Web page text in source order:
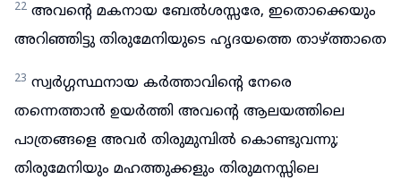
22 അവന്റെ മകനായ ബേൽശസ്സരേ, ഇതൊക്കെയും
അറിഞ്ഞിട്ടു തിരുമേനിയുടെ ഹൃദയത്തെ താഴ്ത്താതെ
23 സ്വർഗ്ഗസ്ഥനായ കർത്താവിന്റെ നേരെ
തന്നെത്താൻ ഉയർത്തി അവന്റെ ആലയത്തിലെ
പാത്രങ്ങളെ അവർ തിരുമുമ്പിൽ കൊണ്ടുവന്നു;
തിരുമേനിയും മഹത്തുക്കളും തിരുമനസ്സിലെ